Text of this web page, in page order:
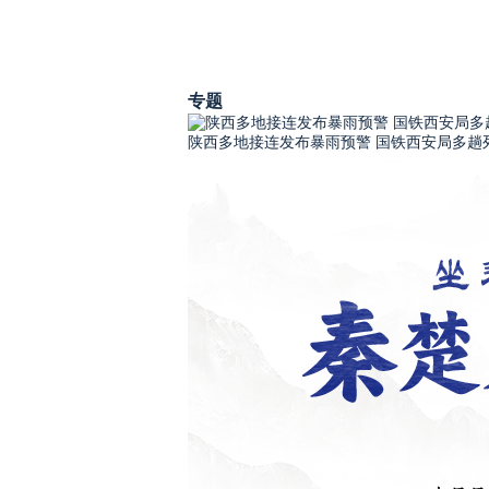
专题
陕西多地接连发布暴雨预警 国铁西安局多趟